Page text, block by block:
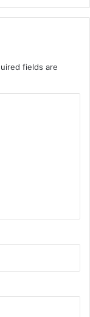
fields are